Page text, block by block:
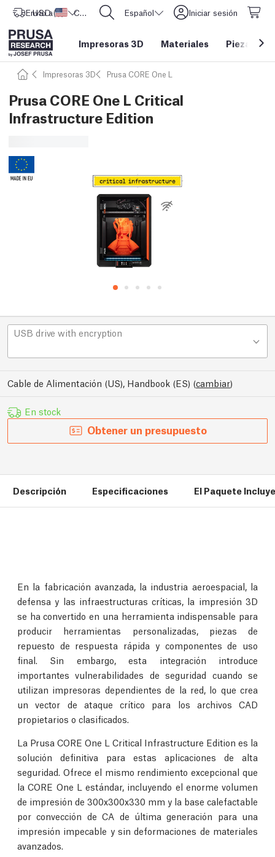
Envío a Estados Unidos
USD ($) CORE One L: ¡Ya disponible! Español Iniciar sesión
Impresoras 3D Materiales Piezas y
Impresoras 3D Prusa CORE One L
Prusa CORE One L Critical
Infrastructure Edition
USB drive with encryption
Cable de Alimentación (US), Handbook (ES) (cambiar)
En stock
Obtener un presupuesto
Descripción Especificaciones El Paquete Incluye
En la fabricación avanzada, la industria aeroespacial, la
defensa y las infraestructuras críticas, la impresión 3D
se ha convertido en una herramienta indispensable para
producir herramientas personalizadas, piezas de
repuesto de respuesta rápida y componentes de uso
final. Sin embargo, esta integración introduce
importantes vulnerabilidades de seguridad cuando se
utilizan impresoras dependientes de la red, lo que crea
un vector de ataque crítico para los archivos CAD
propietarios o clasificados.
La Prusa CORE One L Critical Infrastructure Edition es la
solución definitiva para estas aplicaciones de alta
seguridad. Ofrece el mismo rendimiento excepcional que
la CORE One L estándar, incluyendo el enorme volumen
de impresión de 300x300x330 mm y la base calefactable
por convección de CA de última generación para una
impresión impecable y sin deformaciones de materiales
avanzados.